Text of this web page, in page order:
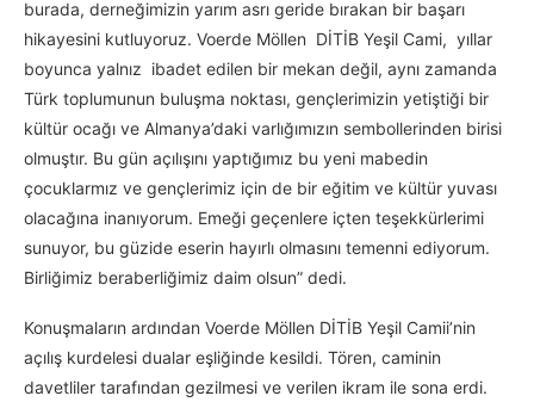
burada, derneğimizin yarım asrı geride bırakan bir başarı
hikayesini kutluyoruz. Voerde Möllen DİTİB Yeşil Cami, yıllar
boyunca yalnız ibadet edilen bir mekan değil, aynı zamanda
Türk toplumunun buluşma noktası, gençlerimizin yetiştiği bir
kültür ocağı ve Almanya’daki varlığımızın sembollerinden birisi
olmuştır. Bu gün açılışını yaptığımız bu yeni mabedin
çocuklarmız ve gençlerimiz için de bir eğitim ve kültür yuvası
olacağına inanıyorum. Emeği geçenlere içten teşekkürlerimi
sunuyor, bu güzide eserin hayırlı olmasını temenni ediyorum.
Birliğimiz beraberliğimiz daim olsun” dedi.
Konuşmaların ardından Voerde Möllen DİTİB Yeşil Camii’nin
açılış kurdelesi dualar eşliğinde kesildi. Tören, caminin
davetliler tarafından gezilmesi ve verilen ikram ile sona erdi.